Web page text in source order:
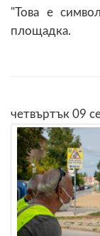
"Това е
площадка.
четвъртък 09